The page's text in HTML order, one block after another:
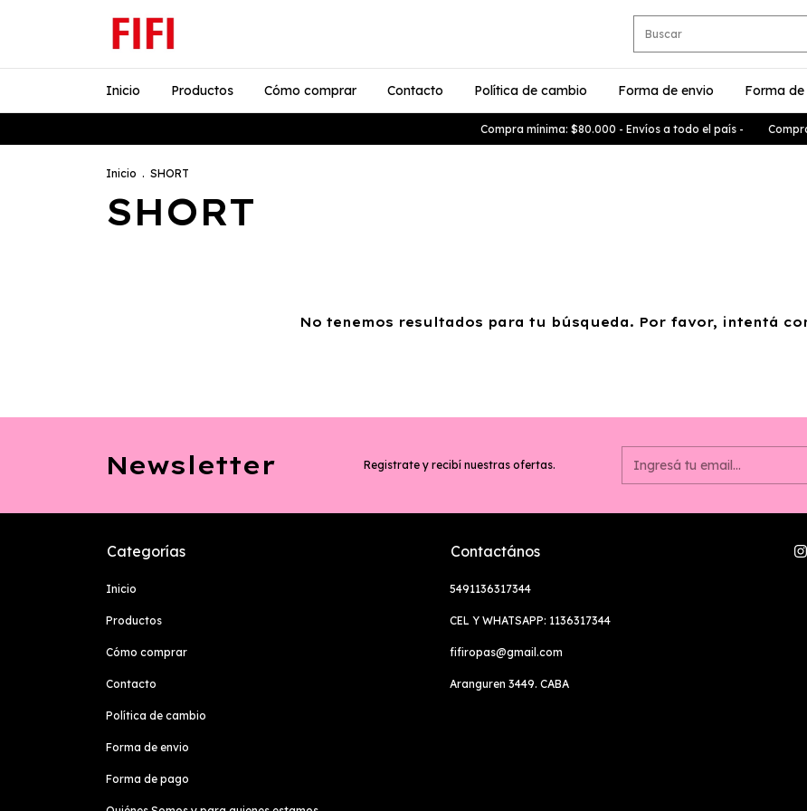
Inicio Productos Cómo comprar Contacto Política de cambio Forma de envio Forma
Compra mínima: $80.000 - Envíos a todo el país -
Inicio . SHORT
SHORT
No tenemos resultados para tu búsqueda. Por favor, intentá
Newsletter Registrate y recibí nuestras ofertas.
Categorías
Inicio
Productos
Cómo comprar
Contacto
Política de cambio
Forma de envio
Forma de pago
Contactános
5491136317344
CEL Y WHATSAPP: 1136317344
fifiropas@gmail.com
Aranguren 3449. CABA